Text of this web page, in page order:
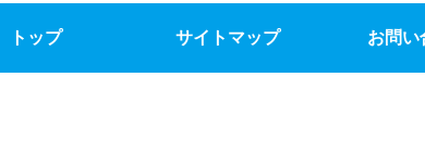
トップ サイトマップ お問い